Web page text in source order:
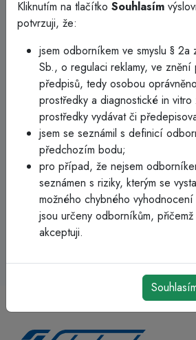
prokázaly, že lanceta minimalizuje
zároveň maximalizuje průtok krve.
Díky intuitivnímu ovládání je
zaškolení. Lanceta se aktivuje
odběru, čímž se omezuje vliv
Ostrý hrot se následně
konstrukce lancety.
Lanceta je dostupná ve třech
jedné kapky vzorku, středního
kapilární krve.
Kliknutím na tlačítko Souhlasím
potvrzuji, že:
jsem odborníkem ve smyslu §
Sb., o regulaci reklamy, ve znění
předpisů, tedy osobou
prostředky a diagnostické in vitro
prostředky vydávat či
jsem se seznámil s definicí
předchozím bodu;
pro případ, že nejsem
seznámen s riziky, kterým se
možného chybného
jsou určeny odborníkům,
akceptuji.